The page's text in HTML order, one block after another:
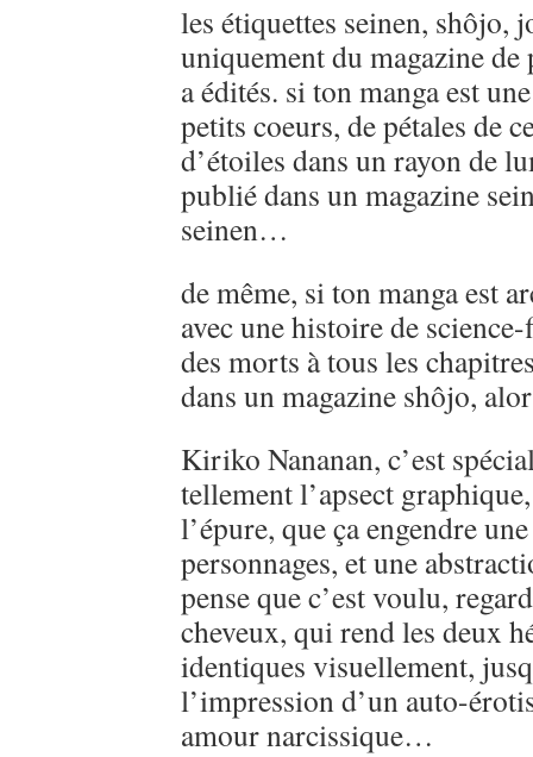
les étiquettes seinen, shôjo,
uniquement du magazine
a édités. si ton manga est
petits coeurs, de pétales de
d’étoiles dans un rayon de
publié dans un magazine
seinen…
de même, si ton manga est
avec une histoire de
des morts à tous les
dans un magazine shôjo,
Kiriko Nananan, c’est
tellement l’apsect
l’épure, que ça engendre
personnages, et une
pense que c’est voulu,
cheveux, qui rend les deux
identiques visuellement,
l’impression d’un auto-
amour narcissique…